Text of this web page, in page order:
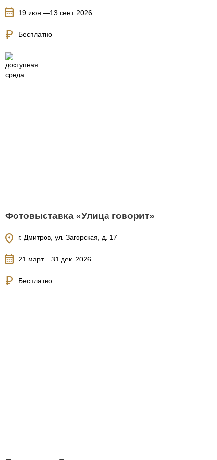
calendar_month 19 июн.—13 сент. 2026
currency_ruble Бесплатно
Фотовыставка «Улица говорит»
location_on г. Дмитров, ул. Загорская, д. 17
calendar_month 21 март.—31 дек. 2026
currency_ruble Бесплатно